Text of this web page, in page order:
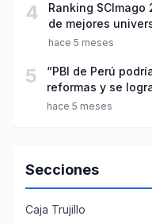
4
Ranking SCImago
de mejores
hace 5 meses
5
“PBI de Perú
reformas y se
hace 5 meses
Secciones
Caja Trujillo